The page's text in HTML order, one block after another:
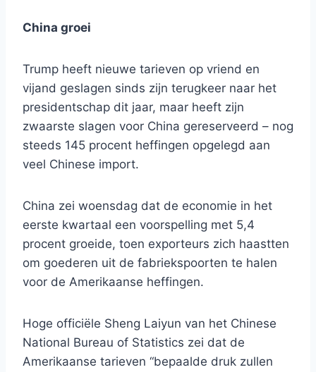
China groei
Trump heeft nieuwe tarieven op vriend en
vijand geslagen sinds zijn terugkeer naar het
presidentschap dit jaar, maar heeft zijn
zwaarste slagen voor China gereserveerd – nog
steeds 145 procent heffingen opgelegd aan
veel Chinese import.
China zei woensdag dat de economie in het
eerste kwartaal een voorspelling met 5,4
procent groeide, toen exporteurs zich haastten
om goederen uit de fabriekspoorten te halen
voor de Amerikaanse heffingen.
Hoge officiële Sheng Laiyun van het Chinese
National Bureau of Statistics zei dat de
Amerikaanse tarieven “bepaalde druk zullen